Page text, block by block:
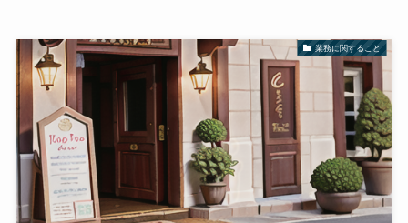
業務に関すること